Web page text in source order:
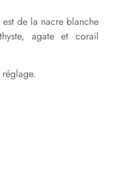
de la nacre blanche
agate et corail